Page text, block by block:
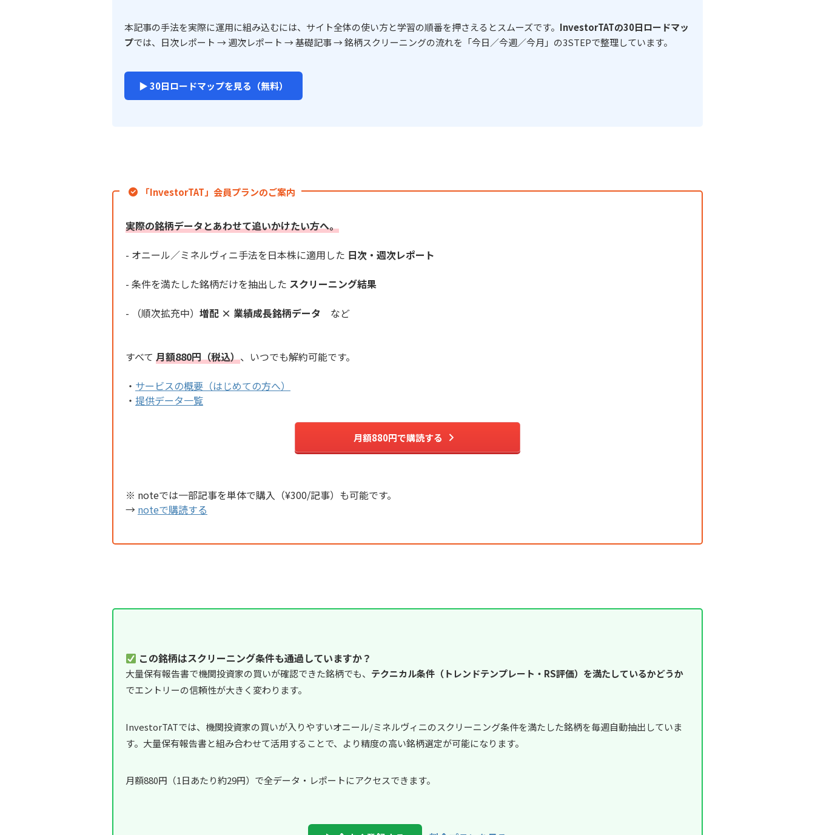
本記事の手法を実際に運用に組み込むには、サイト全体の使い方と学習の順番を押さえるとスムーズです。 InvestorTATの30日ロードマッ
プでは、日次レポート → 週次レポート → 基礎記事 → 銘柄スクリーニングの流れを「今日／今週／今月」の3STEPで整理しています。
▶ 30日ロードマップを見る（無料）
「InvestorTAT」会員プランのご案内
実際の銘柄データとあわせて追いかけたい方へ。
- オニール／ミネルヴィニ手法を日本株に適用した 日次・週次レポート
- 条件を満たした銘柄だけを抽出した スクリーニング結果
- （順次拡充中） 増配 × 業績成長銘柄データ など
すべて 月額880円（税込）、いつでも解約可能です。
・ サービスの概要（はじめての方へ）
・ 提供データ一覧
月額880円で購読する
※ noteでは一部記事を単体で購入（¥300/記事）も可能です。
→ noteで購読する
この銘柄はスクリーニング条件も通過していますか？
大量保有報告書で機関投資家の買いが確認できた銘柄でも、 テクニカル条件（トレンドテンプレート・RS評価）を満たしているかどうか
でエントリーの信頼性が大きく変わります。
InvestorTATでは、機関投資家の買いが入りやすいオニール/ミネルヴィニのスクリーニング条件を満たした銘柄を毎週自動抽出していま
す。大量保有報告書と組み合わせて活用することで、より精度の高い銘柄選定が可能になります。
月額880円（1日あたり約29円）で全データ・レポートにアクセスできます。